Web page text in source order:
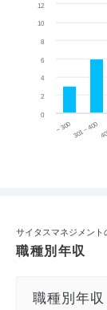
~ 300 301 ~ 400
0
2
4
6
8
10
12
サイタスマネジメント
職種別年収
職種別年収